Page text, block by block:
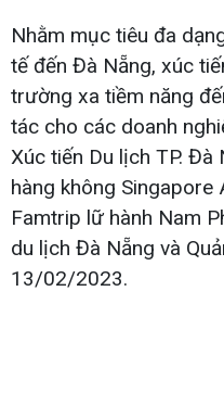
Nhằm mục tiêu đa
tế đến Đà Nẵng, xúc
trường xa tiềm năng
tác cho các doanh
Xúc tiến Du lịch TP. Đà
hàng không
Famtrip lữ hành Nam
du lịch Đà Nẵng và
13/02/2023.